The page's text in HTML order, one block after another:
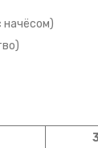
начёсом)